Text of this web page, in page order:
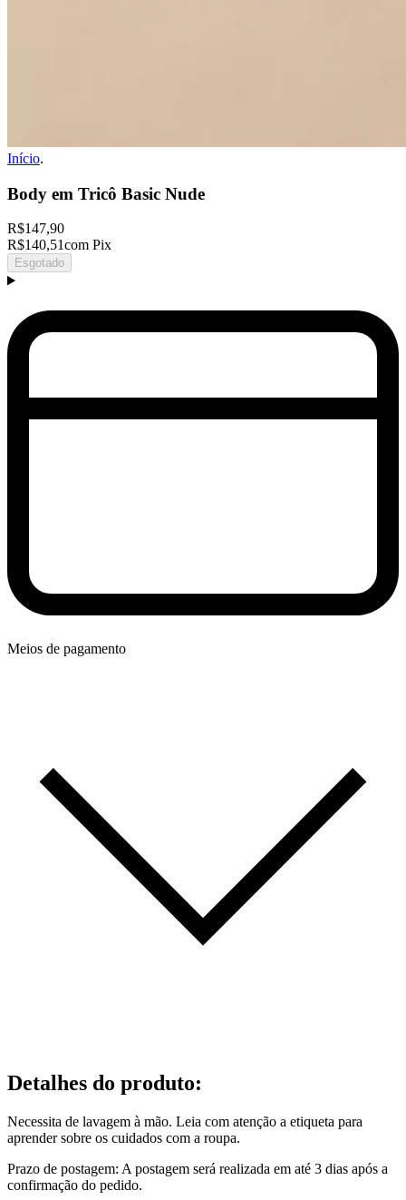
Início.
Body em Tricô Basic Nude
R$147,90
R$140,51com Pix
Esgotado
Meios de pagamento
Detalhes do produto:
Necessita de lavagem à mão. Leia com atenção a etiqueta para
aprender sobre os cuidados com a roupa.
Prazo de postagem: A postagem será realizada em até 3 dias após a
confirmação do pedido.